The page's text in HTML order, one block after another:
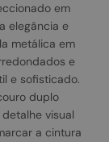
em
elegância e
metálica em
e
e sofisticado.
duplo
visual
a cintura